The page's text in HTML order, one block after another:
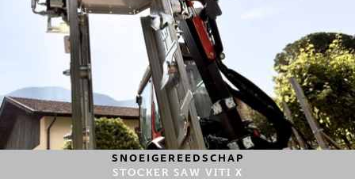
SNOEIGEREEDSCHAP
STOCKER SAW VITI X